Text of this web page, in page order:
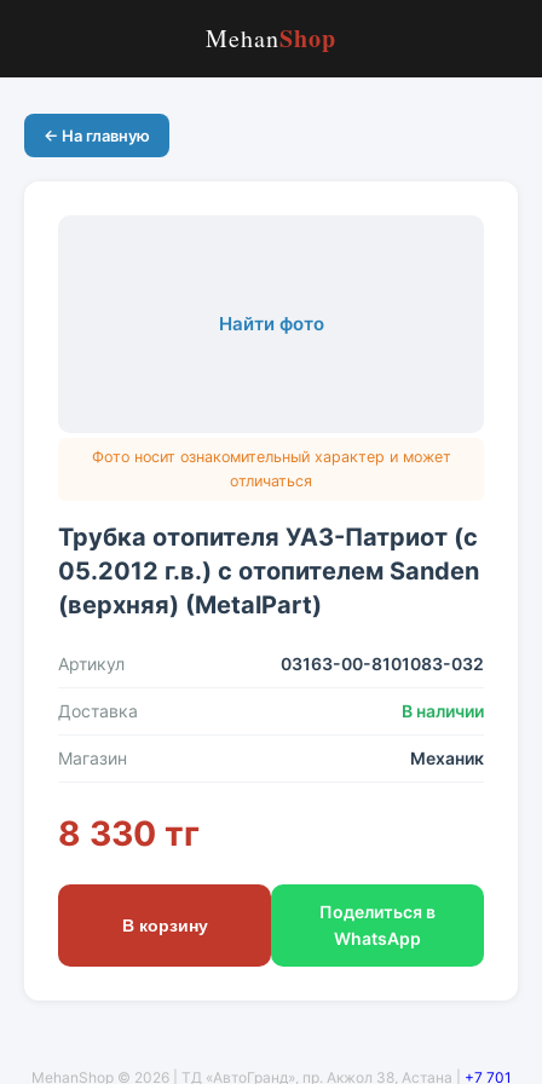
MehanShop
← На главную
Найти фото
Фото носит ознакомительный характер и может
отличаться
Трубка отопителя УАЗ-Патриот (с
05.2012 г.в.) с отопителем Sanden
(верхняя) (MetalPart)
Артикул 03163-00-8101083-032
Доставка В наличии
Магазин Механик
8 330 тг
В корзину
Поделиться в
WhatsApp
MehanShop © 2026 | ТД «АвтоГранд», пр. Акжол 38, Астана | +7 701